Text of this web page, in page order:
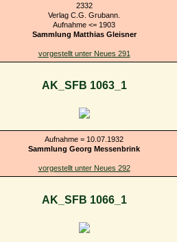
2332
Verlag C.G. Grubann.
Aufnahme <= 1903
Sammlung Matthias Gleisner
vorgestellt unter Neues 291
AK_SFB 1063_1
Aufnahme = 10.07.1932
Sammlung Georg Messenbrink
vorgestellt unter Neues 292
AK_SFB 1066_1